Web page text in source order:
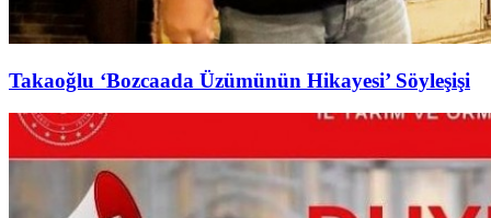
Takaoğlu ‘Bozcaada Üzümünün Hikayesi’ Söyleşişi